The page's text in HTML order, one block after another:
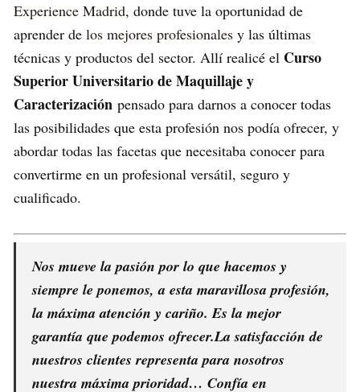
Experience Madrid, donde tuve la oportunidad de
aprender de los mejores profesionales y las últimas
técnicas y productos del sector. Allí realicé el Curso
Superior Universitario de Maquillaje y
Caracterización pensado para darnos a conocer todas
las posibilidades que esta profesión nos podía ofrecer, y
abordar todas las facetas que necesitaba conocer para
convertirme en un profesional versátil, seguro y
cualificado.
Nos mueve la pasión por lo que hacemos y
siempre le ponemos, a esta maravillosa profesión,
la máxima atención y cariño. Es la mejor
garantía que podemos ofrecer.La satisfacción de
nuestros clientes representa para nosotros
nuestra máxima prioridad… Confía en